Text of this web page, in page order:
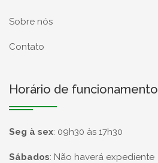
Sobre nós
Contato
Horário de funcionamento
Seg à sex: 09h30 às 17h30
Sábados: Não haverá expediente